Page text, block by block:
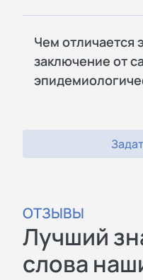
Чем отличается
заключение от
ОТЗЫВЫ
Лучший
слова